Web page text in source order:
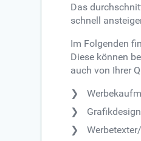
Das
schnell
Im Folgenden
Diese können
auch von Ihrer